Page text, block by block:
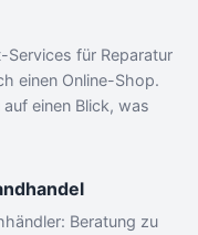
Services für Reparatur
einen Online-Shop.
einen Blick, was
Beratung zu